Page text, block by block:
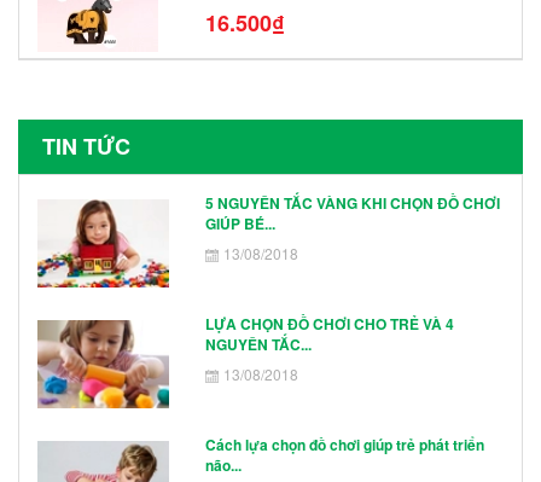
N1003 - N1005 Đồ Chơi Lắp Ráp Mô
16.500₫
TIN TỨC
5 NGUYÊN TẮC VÀNG KHI CHỌN ĐỒ CHƠI
GIÚP BÉ...
13/08/2018
LỰA CHỌN ĐỒ CHƠI CHO TRẺ VÀ 4
NGUYÊN TẮC...
13/08/2018
Cách lựa chọn đồ chơi giúp trẻ phát triển
não...